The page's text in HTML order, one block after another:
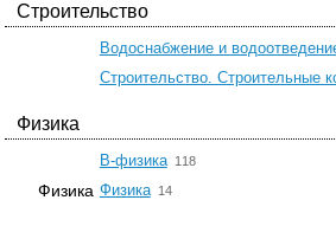
Строительство
Водоснабжение и
Строительство. Строительные
Физика
B-физика 118
Физика Физика 14